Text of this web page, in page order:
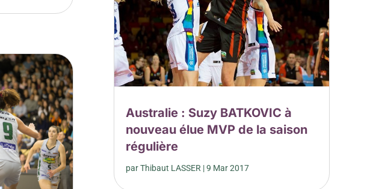
Australie : Suzy BATKOVIC à
nouveau élue MVP de la saison
régulière
parThibaut LASSER |9 Mar 2017